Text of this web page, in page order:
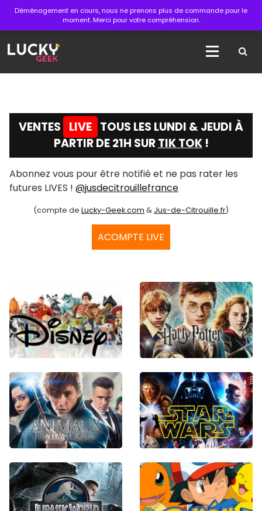
Déménagement en cours, nous ne prenons plus de commande pour le
moment. Merci pour votre compréhension.
Aller
contenu
VENTES LIVE TOUS LES LUNDI & JEUDI À
PARTIR DE 21H SURTIK TOK!
Abonnez vous pour être notifié et ne pas rater les
futures LIVES ! @jusdecitrouillefrance
(compte de Lucky-Geek.com & Jus-de-Citrouille.fr)
ACOMPTE LIVE